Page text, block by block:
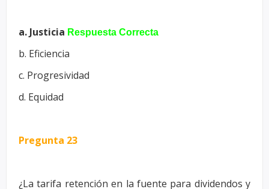
a. Justicia Respuesta Correcta
b. Eficiencia
c. Progresividad
d. Equidad
Pregunta 23
¿La tarifa retención en la fuente para dividendos y